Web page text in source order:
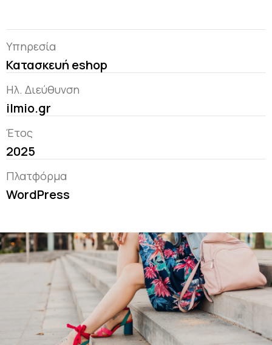
Υπηρεσία
Κατασκευή eshop
Ηλ. Διεύθυνση
ilmio.gr
Έτος
2025
Πλατφόρμα
WordPress